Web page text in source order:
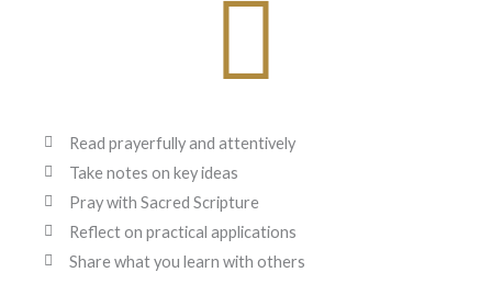
Read prayerfully and attentively
Take notes on key ideas
Pray with Sacred Scripture
Reflect on practical applications
Share what you learn with others